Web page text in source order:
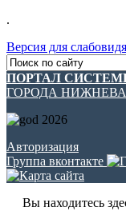
.
Версия для
ПОРТАЛ
ГОРОДА
Авторизация
Группа вконтакте
Вы находитесь